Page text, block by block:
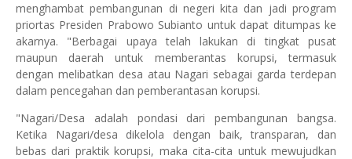
menghambat pembangunan di negeri kita dan jadi program
priortas Presiden Prabowo Subianto untuk dapat ditumpas ke
akarnya. "Berbagai upaya telah lakukan di tingkat pusat
maupun daerah untuk memberantas korupsi, termasuk
dengan melibatkan desa atau Nagari sebagai garda terdepan
dalam pencegahan dan pemberantasan korupsi.
"Nagari/Desa adalah pondasi dari pembangunan bangsa.
Ketika Nagari/desa dikelola dengan baik, transparan, dan
bebas dari praktik korupsi, maka cita-cita untuk mewujudkan